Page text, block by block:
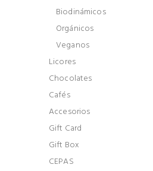
Biodinámicos
Orgánicos
Veganos
Licores
Chocolates
Cafés
Accesorios
Gift Card
Gift Box
CEPAS